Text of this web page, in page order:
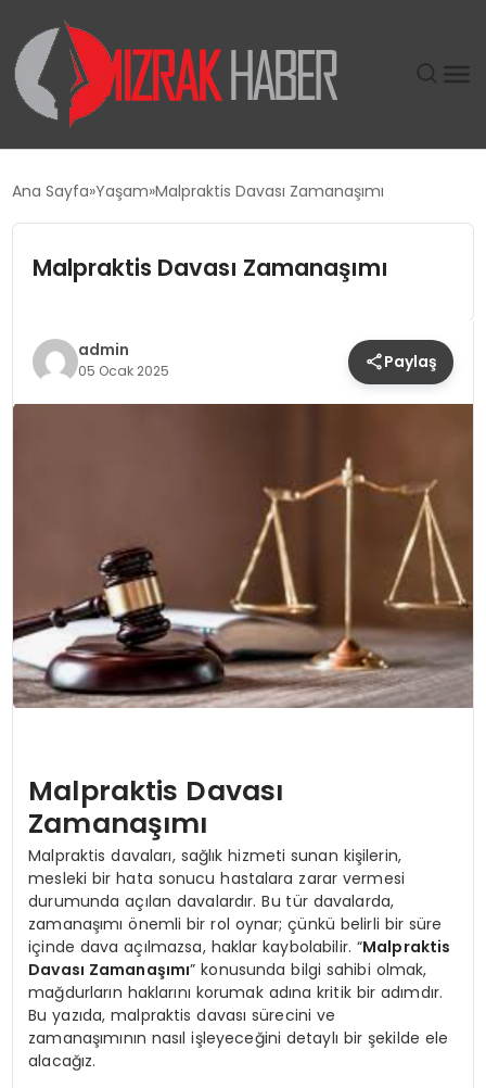
EKONOMI
SPOR
Ana Sayfa Yaşam Malpraktis Davası Zamanaşımı
Malpraktis Davası Zamanaşımı
admin
05 Ocak 2025 Paylaş
Malpraktis Davası
Zamanaşımı
Malpraktis davaları, sağlık hizmeti sunan kişilerin,
mesleki bir hata sonucu hastalara zarar vermesi
durumunda açılan davalardır. Bu tür davalarda,
zamanaşımı önemli bir rol oynar; çünkü belirli bir süre
içinde dava açılmazsa, haklar kaybolabilir. “Malpraktis
Davası Zamanaşımı” konusunda bilgi sahibi olmak,
mağdurların haklarını korumak adına kritik bir adımdır.
Bu yazıda, malpraktis davası sürecini ve
zamanaşımının nasıl işleyeceğini detaylı bir şekilde ele
alacağız.